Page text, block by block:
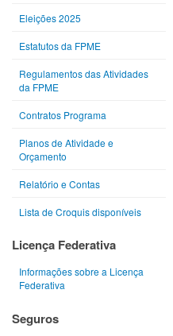
Eleições 2025
Estatutos da FPME
Regulamentos das Atividades
da FPME
Contratos Programa
Planos de Atividade e
Orçamento
Relatório e Contas
Lista de Croquis disponíveis
Licença Federativa
Informações sobre a Licença
Federativa
Seguros